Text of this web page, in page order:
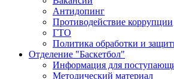
Антидопинг
Противодействие коррупции
ГТО
Политика обработки и
Отделение "Баскетбол"
Информация для
Методический материал